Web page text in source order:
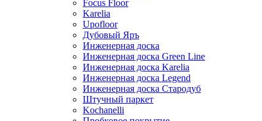
Focus Floor
Karelia
Upofloor
Дубовый Яръ
Инженерная доска
Инженерная доска Green Line
Инженерная доска Karelia
Инженерная доска Legend
Инженерная доска Стародуб
Штучный паркет
Kochanelli